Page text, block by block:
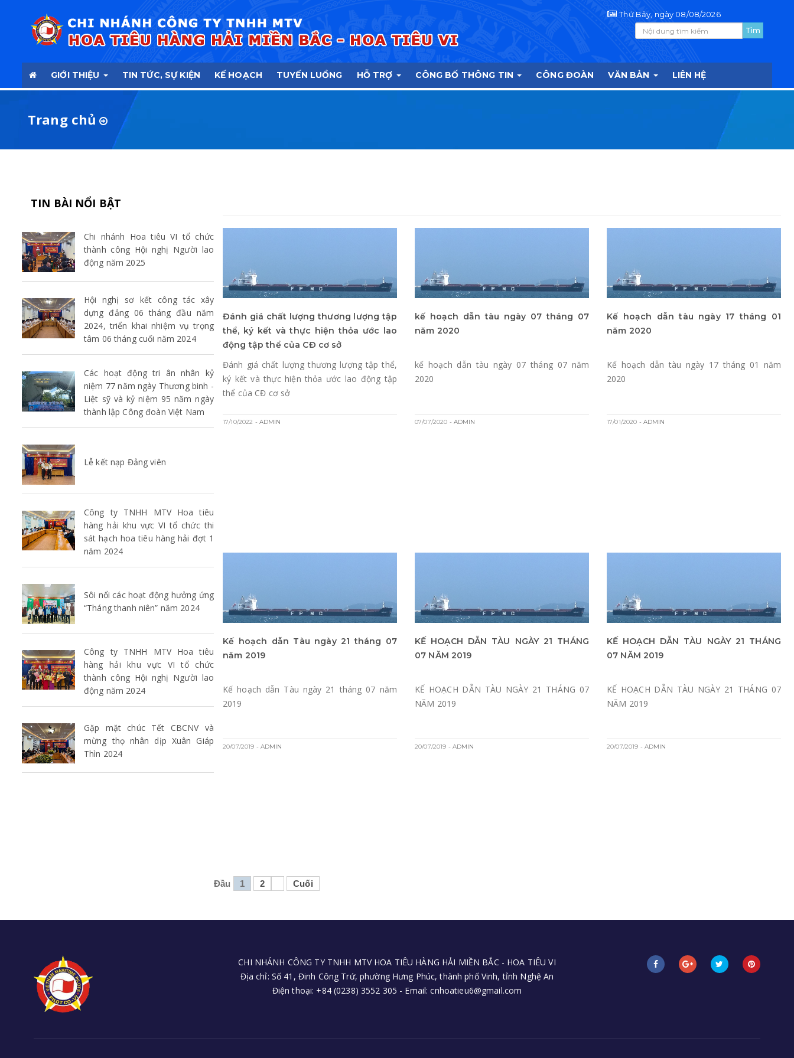
Thứ Bảy, ngày 08/08/2026
GIỚI THIỆU TIN TỨC, SỰ KIỆN KẾ HOẠCH TUYẾN LUỒNG HỖ TRỢ CÔNG BỐ THÔNG TIN CÔNG ĐOÀN VĂN BẢN LIÊN HỆ
Trang chủ
TIN BÀI NỔI BẬT
Chi nhánh Hoa tiêu VI tổ chức
thành công Hội nghị Người lao
động năm 2025
Hội nghị sơ kết công tác xây
dựng đảng 06 tháng đầu năm
2024, triển khai nhiệm vụ trọng
tâm 06 tháng cuối năm 2024
Các hoạt động tri ân nhân kỷ
niệm 77 năm ngày Thương binh -
Liệt sỹ và kỷ niệm 95 năm ngày
thành lập Công đoàn Việt Nam
Lễ kết nạp Đảng viên
Công ty TNHH MTV Hoa tiêu
hàng hải khu vực VI tổ chức thi
sát hạch hoa tiêu hàng hải đợt 1
năm 2024
Sôi nổi các hoạt động hưởng ứng
“Tháng thanh niên” năm 2024
Công ty TNHH MTV Hoa tiêu
hàng hải khu vực VI tổ chức
thành công Hội nghị Người lao
động năm 2024
Gặp mặt chúc Tết CBCNV và
mừng thọ nhân dịp Xuân Giáp
Thìn 2024
Đánh giá chất lượng thương lượng tập
thể, ký kết và thực hiện thỏa ước lao
động tập thể của CĐ cơ sở
Đánh giá chất lượng thương lượng tập thể,
ký kết và thực hiện thỏa ước lao động tập
thể của CĐ cơ sở
17/10/2022 - ADMIN
kế hoạch dẫn tàu ngày 07 tháng 07
năm 2020
kế hoạch dẫn tàu ngày 07 tháng 07 năm
2020
07/07/2020 - ADMIN
Kế hoạch dẫn tàu ngày 17 tháng 01
năm 2020
Kế hoạch dẫn tàu ngày 17 tháng 01 năm
2020
17/01/2020 - ADMIN
Kế hoạch dẫn Tàu ngày 21 tháng 07
năm 2019
Kế hoạch dẫn Tàu ngày 21 tháng 07 năm
2019
20/07/2019 - ADMIN
KẾ HOẠCH DẪN TÀU NGÀY 21 THÁNG
07 NĂM 2019
KẾ HOẠCH DẪN TÀU NGÀY 21 THÁNG 07
NĂM 2019
20/07/2019 - ADMIN
KẾ HOẠCH DẪN TÀU NGÀY 21 THÁNG
07 NĂM 2019
KẾ HOẠCH DẪN TÀU NGÀY 21 THÁNG 07
NĂM 2019
20/07/2019 - ADMIN
Đầu 1 2 Cuối
CHI NHÁNH CÔNG TY TNHH MTV HOA TIÊU HÀNG HẢI MIỀN BẮC - HOA TIÊU VI
Địa chỉ: Số 41, Đinh Công Trứ, phường Hưng Phúc, thành phố Vinh, tỉnh Nghệ An
Điện thoại: +84 (0238) 3552 305 - Email: cnhoatieu6@gmail.com